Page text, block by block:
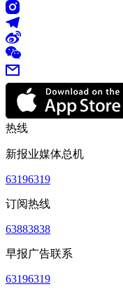
热线
新报业媒体总机
63196319
订阅热线
63883838
早报广告联系
63196319